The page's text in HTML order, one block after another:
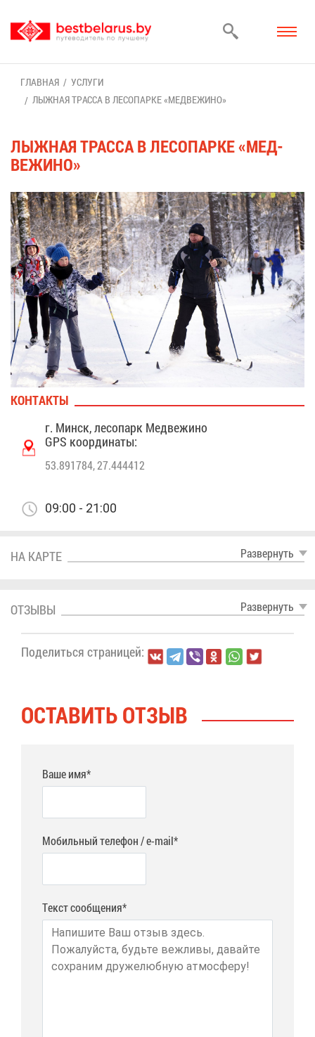
ГЛАВ­НАЯ
УСЛУ­ГИ
ЛЫЖ­НАЯ ТРАС­СА В ЛЕ­СО­ПАР­КЕ «МЕД­ВЕ­ЖИ­НО»
ЛЫЖ­НАЯ ТРАС­СА В ЛЕ­СО­ПАР­КЕ «МЕД­
ВЕ­ЖИ­НО»
КОН­ТАК­ТЫ
г. Минск, ле­со­парк Мед­ве­жи­но
GPS ко­ор­ди­на­ты:
53.891784, 27.444412
09:00 - 21:00
Раз­вер­нуть
НА КАР­ТЕ
Раз­вер­нуть
ОТ­ЗЫ­ВЫ
По­де­лить­ся стра­ни­цей:
ОСТА­ВИТЬ ОТ­ЗЫВ
Ваше имя*
Мобильный телефон / e-mail*
Текст сообщения*